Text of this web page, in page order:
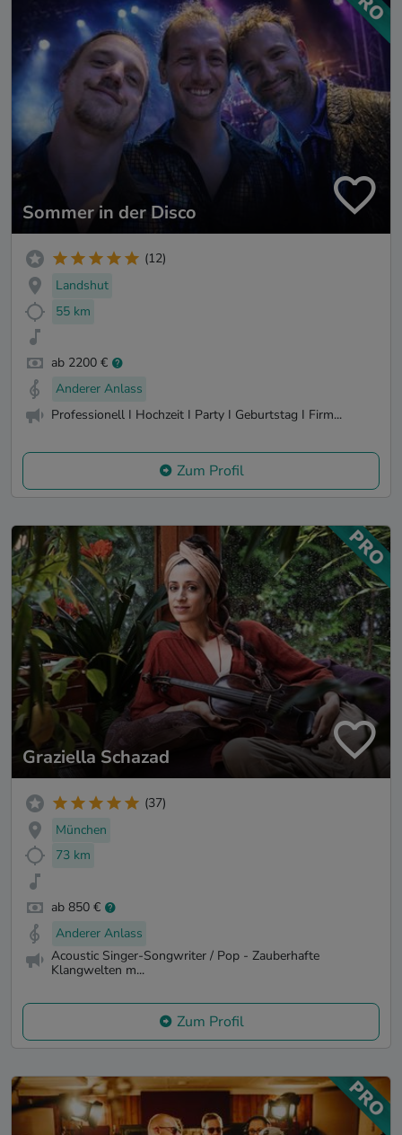
Sommer in der Disco
(12)
Landshut
55 km
ab 2200 €
Anderer Anlass
Professionell I Hochzeit I Party I Geburtstag I Firm...
Zum Profil
Graziella Schazad
(37)
München
73 km
ab 850 €
Anderer Anlass
Acoustic Singer-Songwriter / Pop - Zauberhafte
Klangwelten m...
Zum Profil